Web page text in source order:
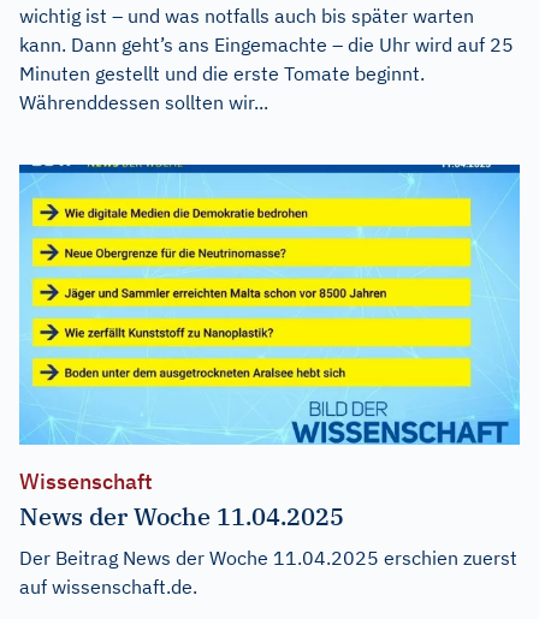
wichtig ist – und was notfalls auch bis später warten
kann. Dann geht’s ans Eingemachte – die Uhr wird auf 25
Minuten gestellt und die erste Tomate beginnt.
Währenddessen sollten wir...
Wissenschaft
News der Woche 11.04.2025
Der Beitrag News der Woche 11.04.2025 erschien zuerst
auf wissenschaft.de.